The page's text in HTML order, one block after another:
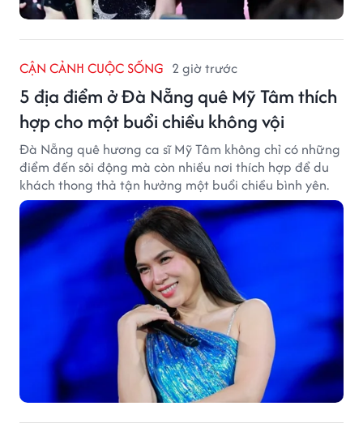
CẬN CẢNH CUỘC SỐNG 2 giờ trước
5 địa điểm ở Đà Nẵng quê Mỹ Tâm thích
hợp cho một buổi chiều không vội
Đà Nẵng quê hương ca sĩ Mỹ Tâm không chỉ có những
điểm đến sôi động mà còn nhiều nơi thích hợp để du
khách thong thả tận hưởng một buổi chiều bình yên.